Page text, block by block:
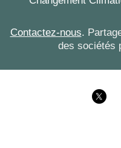
Contactez-nous.
des sociétés